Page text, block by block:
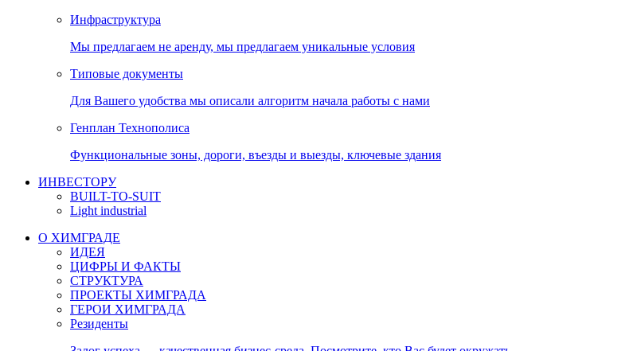
Инфраструктура
Мы предлагаем не аренду, мы предлагаем уникальные условия
Типовые документы
Для Вашего удобства мы описали алгоритм начала работы с нами
Генплан Технополиса
Функциональные зоны, дороги, въезды и выезды, ключевые здания
ИНВЕСТОРУ
BUILT-TO-SUIT
Light industrial
О ХИМГРАДЕ
ИДЕЯ
ЦИФРЫ И ФАКТЫ
СТРУКТУРА
ПРОЕКТЫ ХИМГРАДА
ГЕРОИ ХИМГРАДА
Резиденты